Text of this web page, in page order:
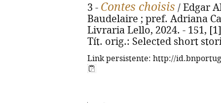
3 - Contes choisis / Edgar
Baudelaire ; pref. Adriana
Livraria Lello, 2024. - 151,
Tít. orig.: Selected short
Link persistente: http://